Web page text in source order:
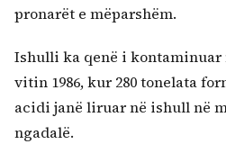
pronarët e mëparshëm.
Ishulli ka qenë i kontaminuar
vitin 1986, kur 280 tonelata
acidi janë liruar në ishull në
ngadalë.